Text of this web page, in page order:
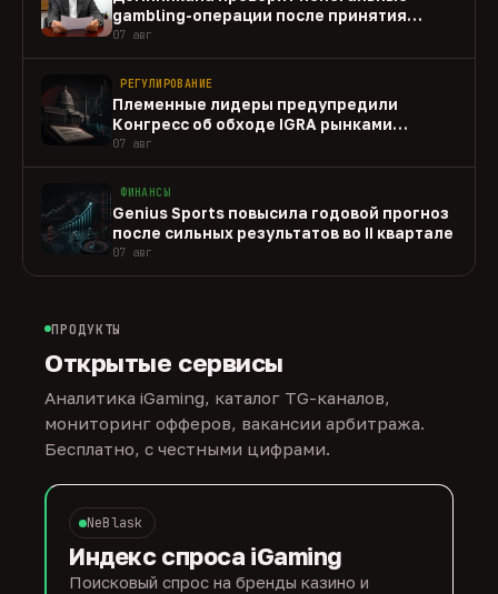
gambling-операции после принятия
закона
07 авг
РЕГУЛИРОВАНИЕ
Племенные лидеры предупредили
Конгресс об обходе IGRA рынками
прогнозов
07 авг
ФИНАНСЫ
Genius Sports повысила годовой прогноз
после сильных результатов во II квартале
07 авг
ПРОДУКТЫ
Открытые сервисы
Аналитика iGaming, каталог TG-каналов,
мониторинг офферов, вакансии арбитража.
Бесплатно, с честными цифрами.
NeBlask
Индекс спроса iGaming
Поисковый спрос на бренды казино и